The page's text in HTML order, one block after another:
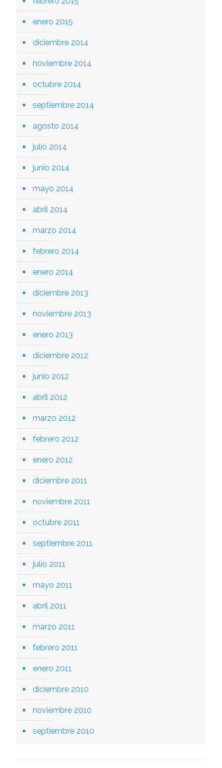
enero 2015
diciembre 2014
noviembre 2014
octubre 2014
septiembre 2014
agosto 2014
julio 2014
junio 2014
mayo 2014
abril 2014
marzo 2014
febrero 2014
enero 2014
diciembre 2013
noviembre 2013
enero 2013
diciembre 2012
junio 2012
abril 2012
marzo 2012
febrero 2012
enero 2012
diciembre 2011
noviembre 2011
octubre 2011
septiembre 2011
julio 2011
mayo 2011
abril 2011
marzo 2011
febrero 2011
enero 2011
diciembre 2010
noviembre 2010
septiembre 2010